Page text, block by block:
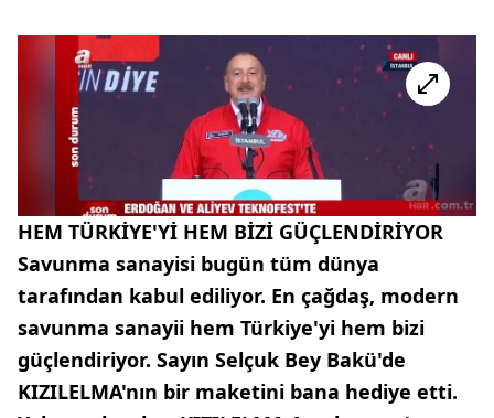
HEM TÜRKİYE'Yİ HEM BİZİ GÜÇLENDİRİYOR
Savunma sanayisi bugün tüm dünya
tarafından kabul ediliyor. En çağdaş, modern
savunma sanayii hem Türkiye'yi hem bizi
güçlendiriyor. Sayın Selçuk Bey Bakü'de
KIZILELMA'nın bir maketini bana hediye etti.